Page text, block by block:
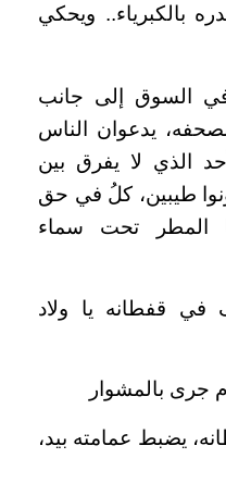
بالكبرياء.. ويحكي
السوق إلى جانب
يدعوان الناس
الذي لا يفرق بين
طيبين، كلُ في حق
المطر تحت سماء
في قفطانه يا ولاد
جرى بالمشوار
يضبط عمامته بيد،